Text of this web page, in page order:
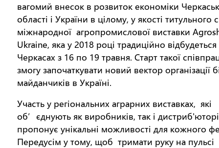
вагомий внесок в розвиток економіки
області і України в цілому, у якості титульного
міжнародної агропромислової виставки
Ukraine, яка у 2018 році традиційно відбудеться
Черкасах з 16 по 19 травня. Старт такої
змогу започаткувати новий вектор організації
майданчиків в Україні.
Участь у регіональних аграрних виставках, які
об’єднують як виробників, так і
пропонує унікальні можливості для кожного
Передусім у тому, щоб тримати руку на пульсі